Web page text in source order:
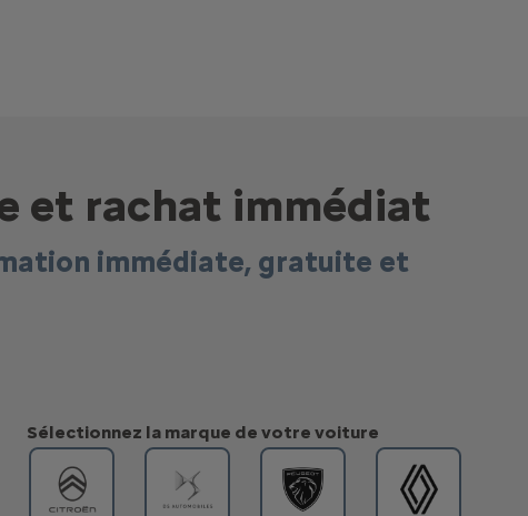
et rachat immédiat
immédiate, gratuite et
Sélectionnez la marque de votre voiture